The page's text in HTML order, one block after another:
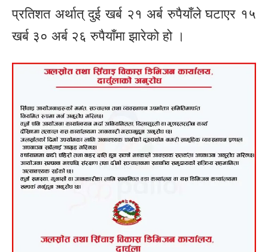
प्रतिशत अर्थात् दुई खर्ब २१ अर्ब रुपैयाँले घटाएर १५
खर्ब ३० अर्ब २६ रुपैयाँमा झारेको हो ।